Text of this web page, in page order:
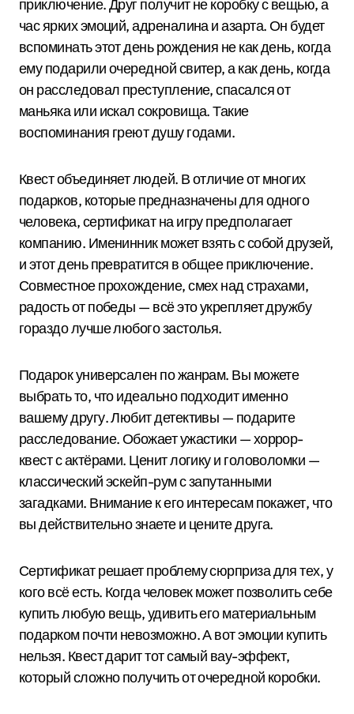
приключение. Друг получит не коробку с вещью, а
час ярких эмоций, адреналина и азарта. Он будет
вспоминать этот день рождения не как день, когда
ему подарили очередной свитер, а как день, когда
он расследовал преступление, спасался от
маньяка или искал сокровища. Такие
воспоминания греют душу годами.
Квест объединяет людей. В отличие от многих
подарков, которые предназначены для одного
человека, сертификат на игру предполагает
компанию. Именинник может взять с собой друзей,
и этот день превратится в общее приключение.
Совместное прохождение, смех над страхами,
радость от победы — всё это укрепляет дружбу
гораздо лучше любого застолья.
Подарок универсален по жанрам. Вы можете
выбрать то, что идеально подходит именно
вашему другу. Любит детективы — подарите
расследование. Обожает ужастики — хоррор-
квест с актёрами. Ценит логику и головоломки —
классический эскейп-рум с запутанными
загадками. Внимание к его интересам покажет, что
вы действительно знаете и цените друга.
Сертификат решает проблему сюрприза для тех, у
кого всё есть. Когда человек может позволить себе
купить любую вещь, удивить его материальным
подарком почти невозможно. А вот эмоции купить
нельзя. Квест дарит тот самый вау-эффект,
который сложно получить от очередной коробки.